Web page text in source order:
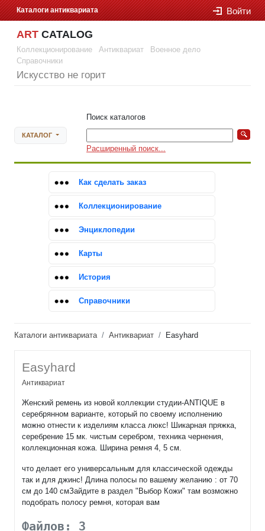
Войти
Каталоги антиквариата
ART CATALOG
Коллекционирование Антиквариат
Военное дело
Справочники
Искусство не горит
КАТАЛОГ
Поиск каталогов
Расширенный поиск...
Как сделать заказ
Коллекционирование
Энциклопедии
Карты
История
Справочники
Каталоги антиквариата Антиквариат Easyhard
Easyhard
Антиквариат
Женский ремень из новой коллекции студии-ANTIQUE в
серебрянном варианте, который по своему исполнению
можно отнести к изделиям класса люкс! Шикарная пряжка,
серебрение 15 мк. чистым серебром, техника чернения,
коллекционная кожа. Ширина ремня 4, 5 см.
что делает его универсальным для классической одежды
так и для джинс! Длина полосы по вашему желанию : от 70
см до 140 смЗайдите в раздел "Выбор Кожи" там возможно
подобрать полосу ремня, которая вам
Файлов: 3